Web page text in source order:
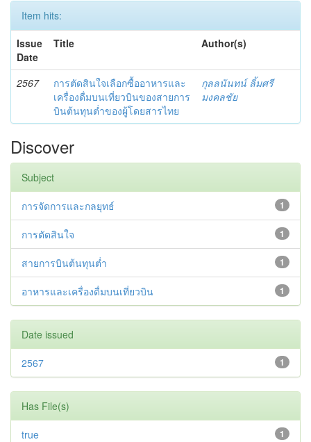
Item hits:
Issue
Date
Title Author(s)
2567
การตัดสินใจเลือกซื้ออาหารและ
เครื่องดื่มบนเที่ยวบินของสายการ
บินต้นทุนต่ำของผู้โดยสารไทย
กุลลนันทน์ ลิ้มศรี
มงคลชัย
Discover
Subject
1
การจัดการและกลยุทธ์
1
การตัดสินใจ
1
สายการบินต้นทุนต่ำ
1
อาหารและเครื่องดื่มบนเที่ยวบิน
Date issued
1
2567
Has File(s)
1
true